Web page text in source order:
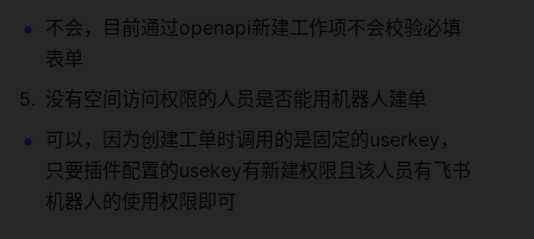
不会，目前通过openapi新建工作项不会校验必填
表单
没有空间访问权限的人员是否能用机器人建单
可以，因为创建工单时调用的是固定的userkey，
只要插件配置的usekey有新建权限且该人员有飞书
机器人的使用权限即可